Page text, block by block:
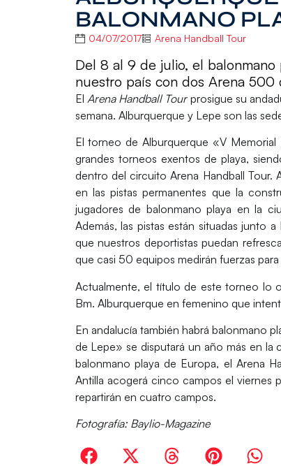
BALONMANO
04/07/2017 Arena Handball Tour
Del 8 al 9 de julio, el
nuestro país con dos Arena
El Arena Handball Tour prosigue su
semana. Alburquerque y Lepe son las
El torneo de Alburquerque «V
grandes torneos exentos de playa,
dentro del circuito Arena Handball Tour.
en las pistas permanentes que la
jugadores de balonmano playa en la
Además, las pistas están situadas junto
que nuestros deportistas puedan
que casi 50 equipos medirán fuerzas
Actualmente, el título de este torneo lo
Bm. Alburquerque en femenino que
En andalucía también habrá balonmano
de Lepe» se disputará un año más en
balonmano playa de Europa, el Arena
Antilla acogerá cinco campos el viernes
repartirán en cuatro campos.
Fotografía: Baylio-Magazine